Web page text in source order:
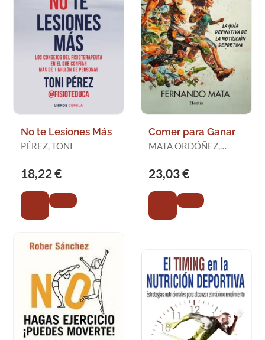
No te Lesiones Más
PÉREZ, TONI
18,22 €
Comer para Ganar
MATA ORDÓÑEZ,
23,03 €